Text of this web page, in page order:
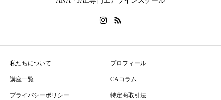
私たちについて プロフィール
講座一覧 CAコラム
プライバシーポリシー 特定商取引法